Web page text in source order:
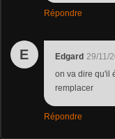
Répondre
E Edgard 29/11/
on va dire qu'il
remplacer
Répondre